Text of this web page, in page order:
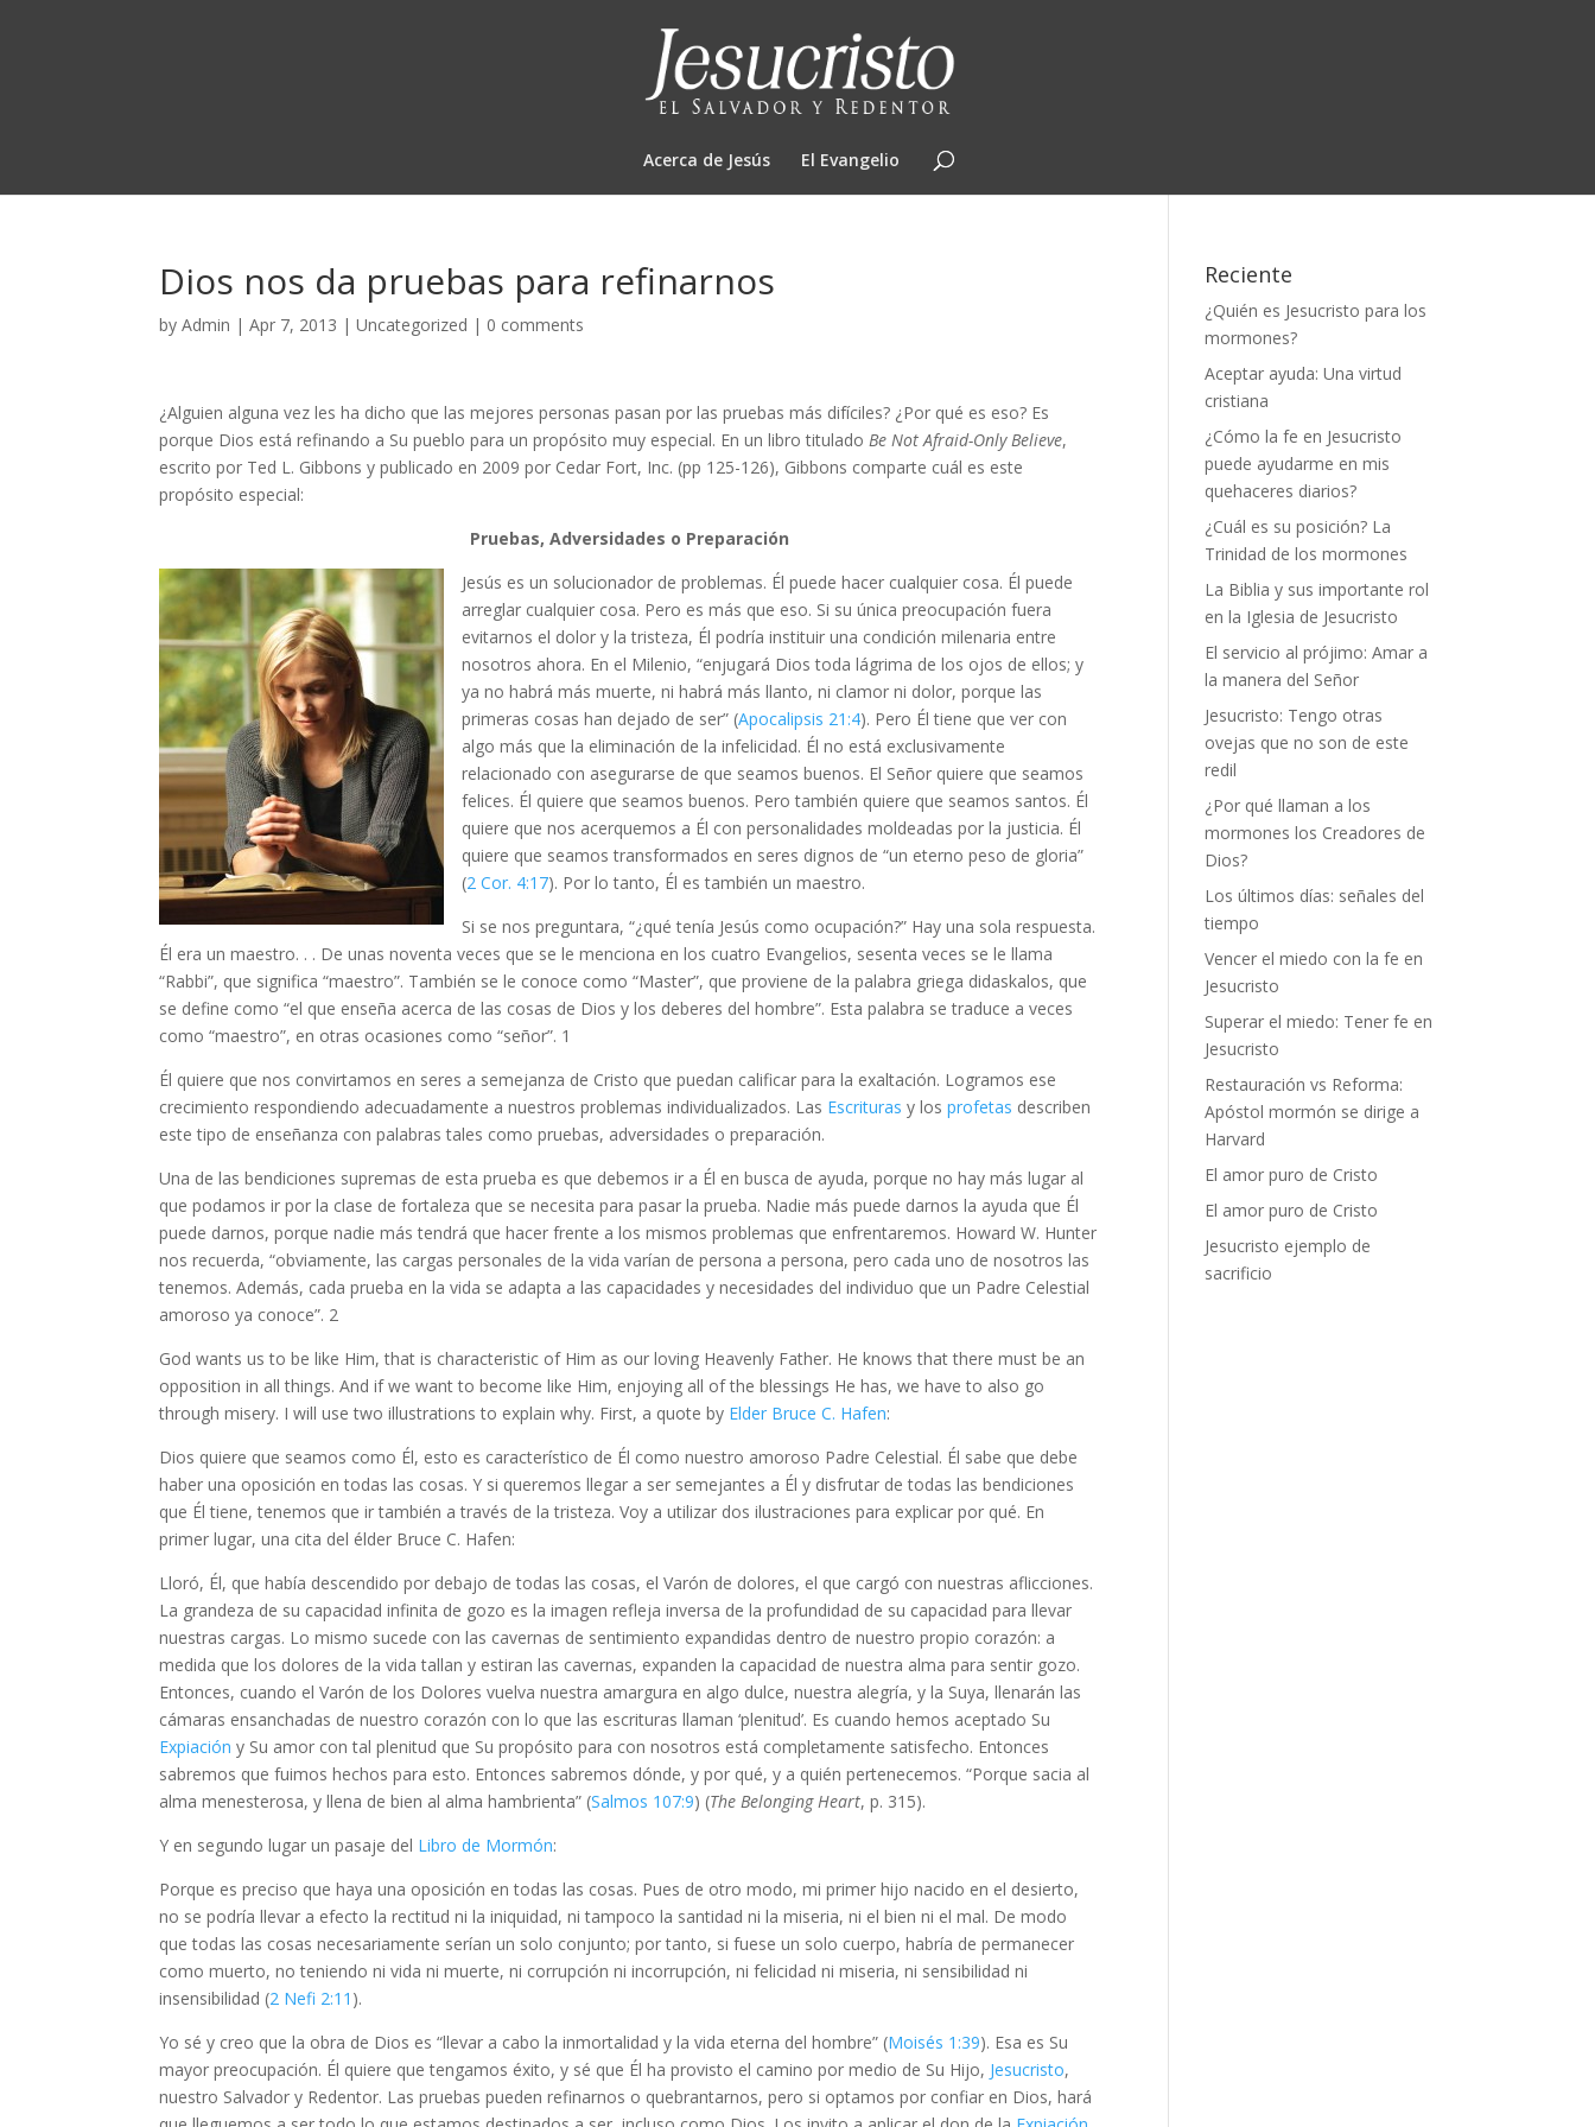
Acerca de Jesús El Evangelio
Dios nos da pruebas para refinarnos
byAdmin |Apr 7, 2013 |Uncategorized | 0 comments
¿Alguien alguna vez les ha dicho que las mejores personas pasan por las pruebas más difíciles? ¿Por qué es eso? Es
porque Dios está refinando a Su pueblo para un propósito muy especial. En un libro tituladoBe Not Afraid-Only Believe,
escrito por Ted L. Gibbons y publicado en 2009 por Cedar Fort, Inc. (pp 125-126), Gibbons comparte cuál es este
propósito especial:
Pruebas, Adversidades o Preparación
Jesús es un solucionador de problemas. Él puede hacer cualquier cosa. Él puede
arreglar cualquier cosa. Pero es más que eso. Si su única preocupación fuera
evitarnos el dolor y la tristeza, Él podría instituir una condición milenaria entre
nosotros ahora. En el Milenio, “enjugará Dios toda lágrima de los ojos de ellos; y
ya no habrá más muerte, ni habrá más llanto, ni clamor ni dolor, porque las
primeras cosas han dejado de ser” (Apocalipsis 21:4). Pero Él tiene que ver con
algo más que la eliminación de la infelicidad. Él no está exclusivamente
relacionado con asegurarse de que seamos buenos. El Señor quiere que seamos
felices. Él quiere que seamos buenos. Pero también quiere que seamos santos. Él
quiere que nos acerquemos a Él con personalidades moldeadas por la justicia. Él
quiere que seamos transformados en seres dignos de “un eterno peso de gloria”
(2 Cor. 4:17). Por lo tanto, Él es también un maestro.
Si se nos preguntara, “¿qué tenía Jesús como ocupación?” Hay una sola respuesta.
Él era un maestro. . . De unas noventa veces que se le menciona en los cuatro Evangelios, sesenta veces se le llama
“Rabbi”, que significa “maestro”. También se le conoce como “Master”, que proviene de la palabra griega didaskalos, que
se define como “el que enseña acerca de las cosas de Dios y los deberes del hombre”. Esta palabra se traduce a veces
como “maestro”, en otras ocasiones como “señor”. 1
Él quiere que nos convirtamos en seres a semejanza de Cristo que puedan calificar para la exaltación. Logramos ese
crecimiento respondiendo adecuadamente a nuestros problemas individualizados. Las Escrituras y losprofetas describen
este tipo de enseñanza con palabras tales como pruebas, adversidades o preparación.
Una de las bendiciones supremas de esta prueba es que debemos ir a Él en busca de ayuda, porque no hay más lugar al
que podamos ir por la clase de fortaleza que se necesita para pasar la prueba. Nadie más puede darnos la ayuda que Él
puede darnos, porque nadie más tendrá que hacer frente a los mismos problemas que enfrentaremos. Howard W. Hunter
nos recuerda, “obviamente, las cargas personales de la vida varían de persona a persona, pero cada uno de nosotros las
tenemos. Además, cada prueba en la vida se adapta a las capacidades y necesidades del individuo que un Padre Celestial
amoroso ya conoce”. 2
God wants us to be like Him, that is characteristic of Him as our loving Heavenly Father. He knows that there must be an
opposition in all things. And if we want to become like Him, enjoying all of the blessings He has, we have to also go
through misery. I will use two illustrations to explain why. First, a quote by Elder Bruce C. Hafen:
Dios quiere que seamos como Él, esto es característico de Él como nuestro amoroso Padre Celestial. Él sabe que debe
haber una oposición en todas las cosas. Y si queremos llegar a ser semejantes a Él y disfrutar de todas las bendiciones
que Él tiene, tenemos que ir también a través de la tristeza. Voy a utilizar dos ilustraciones para explicar por qué. En
primer lugar, una cita del élder Bruce C. Hafen:
Lloró, Él, que había descendido por debajo de todas las cosas, el Varón de dolores, el que cargó con nuestras aflicciones.
La grandeza de su capacidad infinita de gozo es la imagen refleja inversa de la profundidad de su capacidad para llevar
nuestras cargas. Lo mismo sucede con las cavernas de sentimiento expandidas dentro de nuestro propio corazón: a
medida que los dolores de la vida tallan y estiran las cavernas, expanden la capacidad de nuestra alma para sentir gozo.
Entonces, cuando el Varón de los Dolores vuelva nuestra amargura en algo dulce, nuestra alegría, y la Suya, llenarán las
cámaras ensanchadas de nuestro corazón con lo que las escrituras llaman ‘plenitud’. Es cuando hemos aceptado Su
Expiación y Su amor con tal plenitud que Su propósito para con nosotros está completamente satisfecho. Entonces
sabremos que fuimos hechos para esto. Entonces sabremos dónde, y por qué, y a quién pertenecemos. “Porque sacia al
alma menesterosa, y llena de bien al alma hambrienta” (Salmos 107:9) (The Belonging Heart, p. 315).
Y en segundo lugar un pasaje del Libro de Mormón:
Porque es preciso que haya una oposición en todas las cosas. Pues de otro modo, mi primer hijo nacido en el desierto,
no se podría llevar a efecto la rectitud ni la iniquidad, ni tampoco la santidad ni la miseria, ni el bien ni el mal. De modo
que todas las cosas necesariamente serían un solo conjunto; por tanto, si fuese un solo cuerpo, habría de permanecer
como muerto, no teniendo ni vida ni muerte, ni corrupción ni incorrupción, ni felicidad ni miseria, ni sensibilidad ni
insensibilidad (2 Nefi 2:11 ).
Yo sé y creo que la obra de Dios es “llevar a cabo la inmortalidad y la vida eterna del hombre” (Moisés 1:39). Esa es Su
mayor preocupación. Él quiere que tengamos éxito, y sé que Él ha provisto el camino por medio de Su Hijo, Jesucristo,
nuestro Salvador y Redentor. Las pruebas pueden refinarnos o quebrantarnos, pero si optamos por confiar en Dios, hará
Reciente
¿Quién es Jesucristo para los
mormones?
Aceptar ayuda: Una virtud
cristiana
¿Cómo la fe en Jesucristo
puede ayudarme en mis
quehaceres diarios?
¿Cuál es su posición? La
Trinidad de los mormones
La Biblia y sus importante rol
en la Iglesia de Jesucristo
El servicio al prójimo: Amar a
la manera del Señor
Jesucristo: Tengo otras
ovejas que no son de este
redil
¿Por qué llaman a los
mormones los Creadores de
Dios?
Los últimos días: señales del
tiempo
Vencer el miedo con la fe en
Jesucristo
Superar el miedo: Tener fe en
Jesucristo
Restauración vs Reforma:
Apóstol mormón se dirige a
Harvard
El amor puro de Cristo
El amor puro de Cristo
Jesucristo ejemplo de
sacrificio